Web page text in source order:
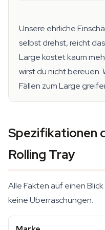
Unsere ehrliche
selbst drehst, reicht
Large kostet kaum
wirst du nicht bereuen.
Fällen zum Large
Spezifikationen
Rolling Tray
Alle Fakten auf einen
keine Überraschungen.